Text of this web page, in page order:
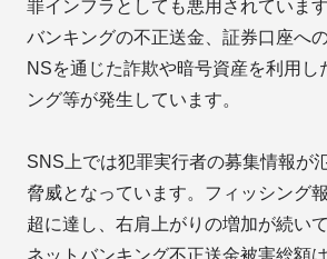
罪インフラとしても悪用されていま
バンキングの不正送金、証券口座へ
NSを通じた詐欺や暗号資産を利用し
ング等が発生しています。
SNS上では犯罪実行者の募集情報が
脅威となっています。フィッシング
超に達し、右肩上がりの増加が続い